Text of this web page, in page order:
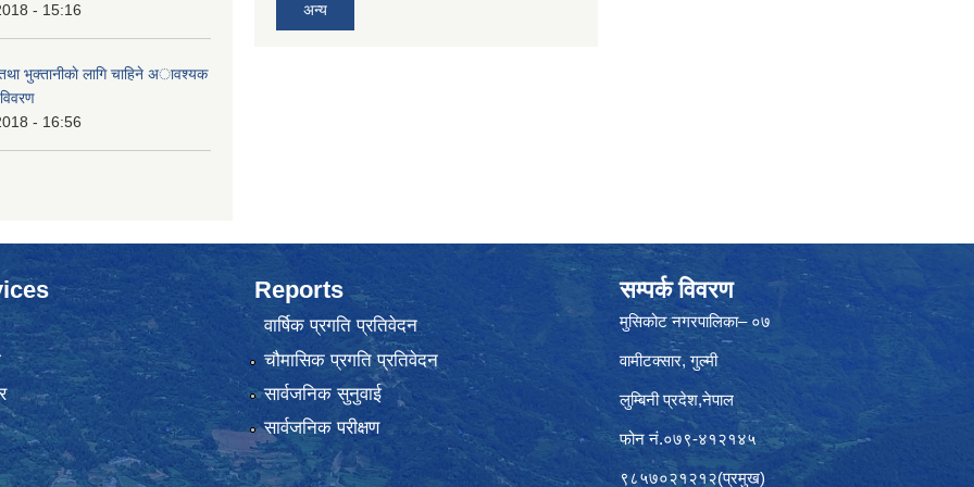
- 15:16
भुक्तानीकाे लागि चाहिने अावश्यक
- 16:56
अन्य
Reports
वार्षिक प्रगति प्रतिवेदन
चौमासिक प्रगति प्रतिवेदन
सार्वजनिक सुनुवाई
सार्वजनिक परीक्षण
सम्पर्क विवरण
मुसिकोट नगरपालिका– ०७
वामीटक्सार, गुल्मी
लुम्बिनी प्रदेश,नेपाल
फोन नं.०७९-४१२१४५
९८५७०२१२१२(प्रमुख)